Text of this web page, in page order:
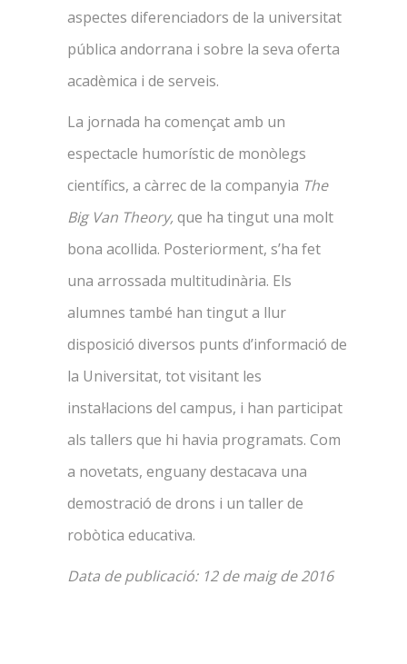
aspectes diferenciadors de la universitat
pública andorrana i sobre la seva oferta
acadèmica i de serveis.
La jornada ha començat amb un
espectacle humorístic de monòlegs
científics, a càrrec de la companyia The
Big Van Theory, que ha tingut una molt
bona acollida. Posteriorment, s’ha fet
una arrossada multitudinària. Els
alumnes també han tingut a llur
disposició diversos punts d’informació de
la Universitat, tot visitant les
instal·lacions del campus, i han participat
als tallers que hi havia programats. Com
a novetats, enguany destacava una
demostració de drons i un taller de
robòtica educativa.
Data de publicació: 12 de maig de 2016